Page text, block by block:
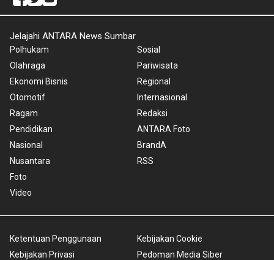
Jelajahi ANTARA News Sumbar
Polhukam
Olahraga
Ekonomi Bisnis
Otomotif
Ragam
Pendidikan
Nasional
Nusantara
Foto
Video
Sosial
Pariwisata
Regional
Internasional
Redaksi
ANTARA Foto
BrandA
RSS
Ketentuan Penggunaan
Kebijakan Privasi
Kebijakan Cookie
Pedoman Media Siber